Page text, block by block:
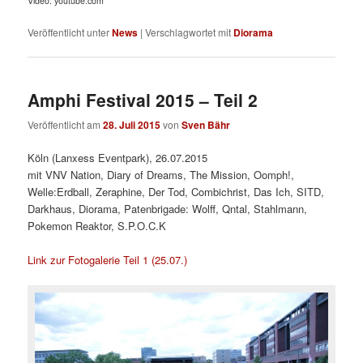
Veröffentlicht unterNews |Verschlagwortet mit Diorama
Amphi Festival 2015 – Teil 2
Veröffentlicht am28. Juli 2015vonSven Bähr
Köln (Lanxess Eventpark), 26.07.2015
mit VNV Nation, Diary of Dreams, The Mission, Oomph!,
Welle:Erdball, Zeraphine, Der Tod, Combichrist, Das Ich, SITD,
Darkhaus, Diorama, Patenbrigade: Wolff, Qntal, Stahlmann,
Pokemon Reaktor, S.P.O.C.K
Link zur Fotogalerie Teil 1 (25.07.)